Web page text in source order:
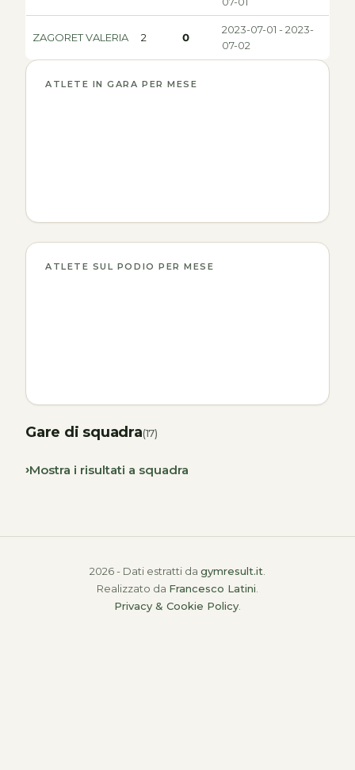
ZAGORET VALERIA 2 0
2023-07-01 - 2023-
07-02
ATLETE IN GARA PER MESE
ATLETE SUL PODIO PER MESE
Gare di squadra(17)
Mostra i risultati a squadra
2026 - Dati estratti da gymresult.it
Realizzato da Francesco Latini
Privacy & Cookie Policy